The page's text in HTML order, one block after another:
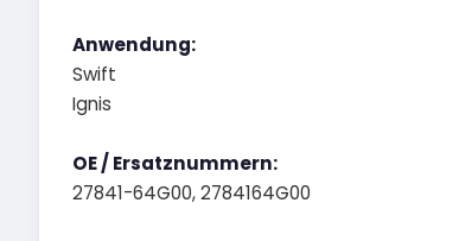
Anwendung:
Swift
Ignis
OE / Ersatznummern:
27841-64G00, 2784164G00